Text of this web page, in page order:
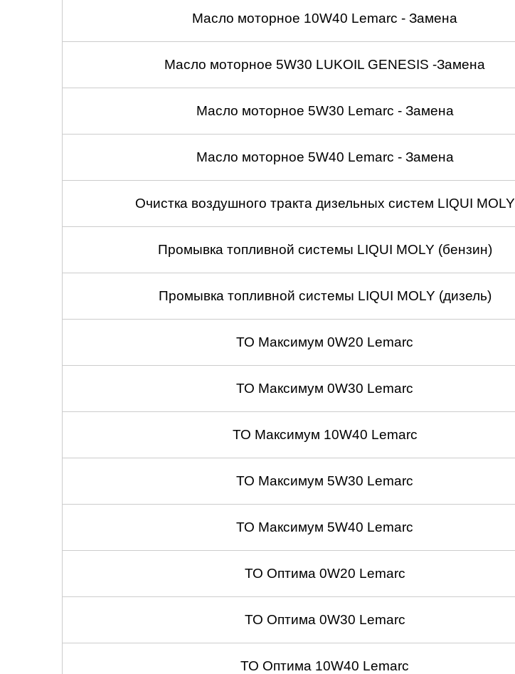
Оренбург
Петрозаводск
Самара
Санкт-Петербург
Саратов
Сургут
Тула
Ульяновск
Череповец
Ярославль
Масло моторное 10W40 Lemarc - Замена
Масло моторное 5W30 LUKOIL GENESIS -Замена
Масло моторное 5W30 Lemarc - Замена
Масло моторное 5W40 Lemarc - Замена
Очистка воздушного тракта дизельных систем LIQUI MOLY
Промывка топливной системы LIQUI MOLY (бензин)
Промывка топливной системы LIQUI MOLY (дизель)
ТО Максимум 0W20 Lemarc
ТО Максимум 0W30 Lemarc
ТО Максимум 10W40 Lemarc
ТО Максимум 5W30 Lemarc
ТО Максимум 5W40 Lemarc
ТО Оптима 0W20 Lemarc
ТО Оптима 0W30 Lemarc
ТО Оптима 10W40 Lemarc